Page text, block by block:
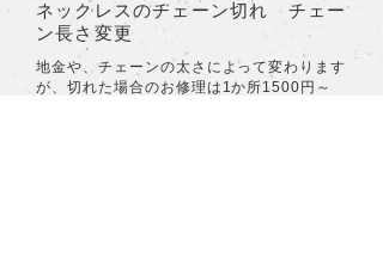
ネックレスのチェーン切れ チェー
ン長さ変更
地金や、チェーンの太さによって変わります
が、切れた場合のお修理は1か所1500円～